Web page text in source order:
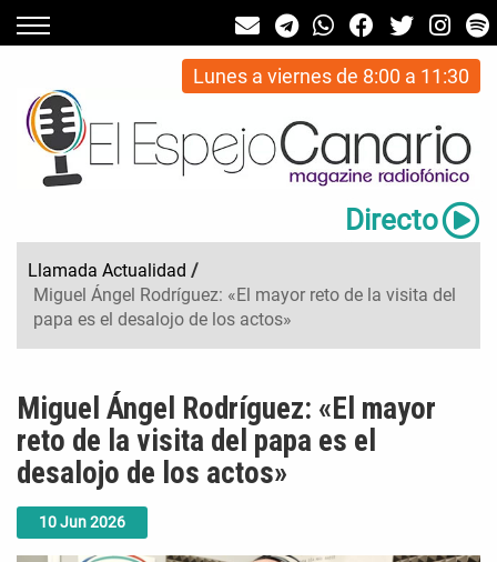
Lunes a viernes de 8:00 a 11:30
Directo
Llamada Actualidad /
Miguel Ángel Rodríguez: «El mayor reto de la visita del
papa es el desalojo de los actos»
10Jun2026
Miguel Ángel Rodríguez: «El mayor
reto de la visita del papa es el
desalojo de los actos»